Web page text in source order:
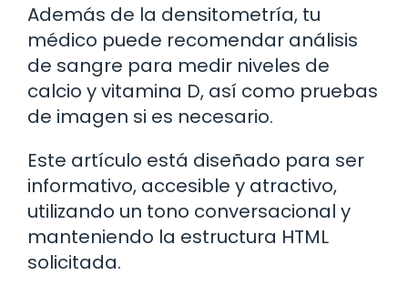
Además de la densitometría, tu
médico puede recomendar análisis
de sangre para medir niveles de
calcio y vitamina D, así como pruebas
de imagen si es necesario.
Este artículo está diseñado para ser
informativo, accesible y atractivo,
utilizando un tono conversacional y
manteniendo la estructura HTML
solicitada.